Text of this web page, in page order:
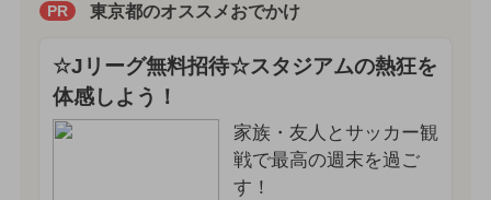
PR 東京都のオススメおでかけ
☆Jリーグ無料招待☆スタジアムの熱狂を
体感しよう！
家族・友人とサッカー観
戦で最高の週末を過ご
す！